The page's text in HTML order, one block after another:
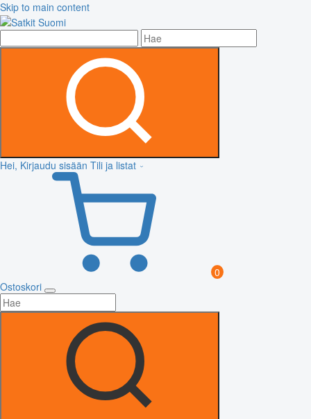
Skip to main content
Hei, Kirjaudu sisään Tili ja listat
0
Ostoskori